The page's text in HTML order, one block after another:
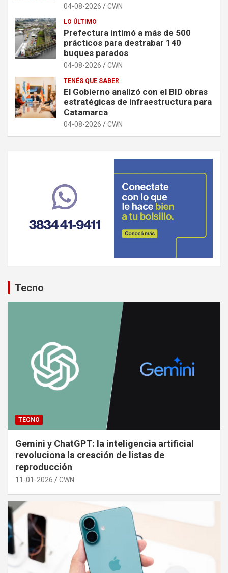
04-08-2026 CWN
LO ÚLTIMO
Prefectura intimó a más de 500
prácticos para destrabar 140
buques parados
04-08-2026 CWN
TENÉS QUE SABER
El Gobierno analizó con el BID obras
estratégicas de infraestructura para
Catamarca
04-08-2026 CWN
Tecno
TECNO
Gemini y ChatGPT: la inteligencia artificial
revoluciona la creación de listas de
reproducción
11-01-2026 CWN